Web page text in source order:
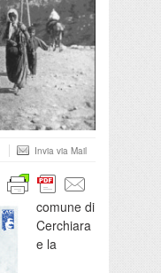
Invia via Mail
comune di
Cerchiara
e la